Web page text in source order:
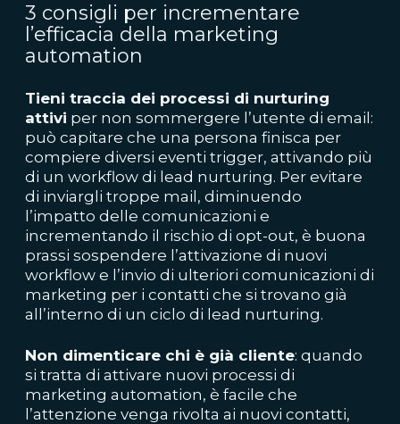
3 consigli per incrementare
l’efficacia della marketing
automation
Tieni traccia dei processi di nurturing
attivi per non sommergere l’utente di email:
può capitare che una persona finisca per
compiere diversi eventi trigger, attivando più
di un workflow di lead nurturing. Per evitare
di inviargli troppe mail, diminuendo
l’impatto delle comunicazioni e
incrementando il rischio di opt-out, è buona
prassi sospendere l’attivazione di nuovi
workflow e l’invio di ulteriori comunicazioni di
marketing per i contatti che si trovano già
all’interno di un ciclo di lead nurturing.
Non dimenticare chi è già cliente: quando
si tratta di attivare nuovi processi di
marketing automation, è facile che
l’attenzione venga rivolta ai nuovi contatti,